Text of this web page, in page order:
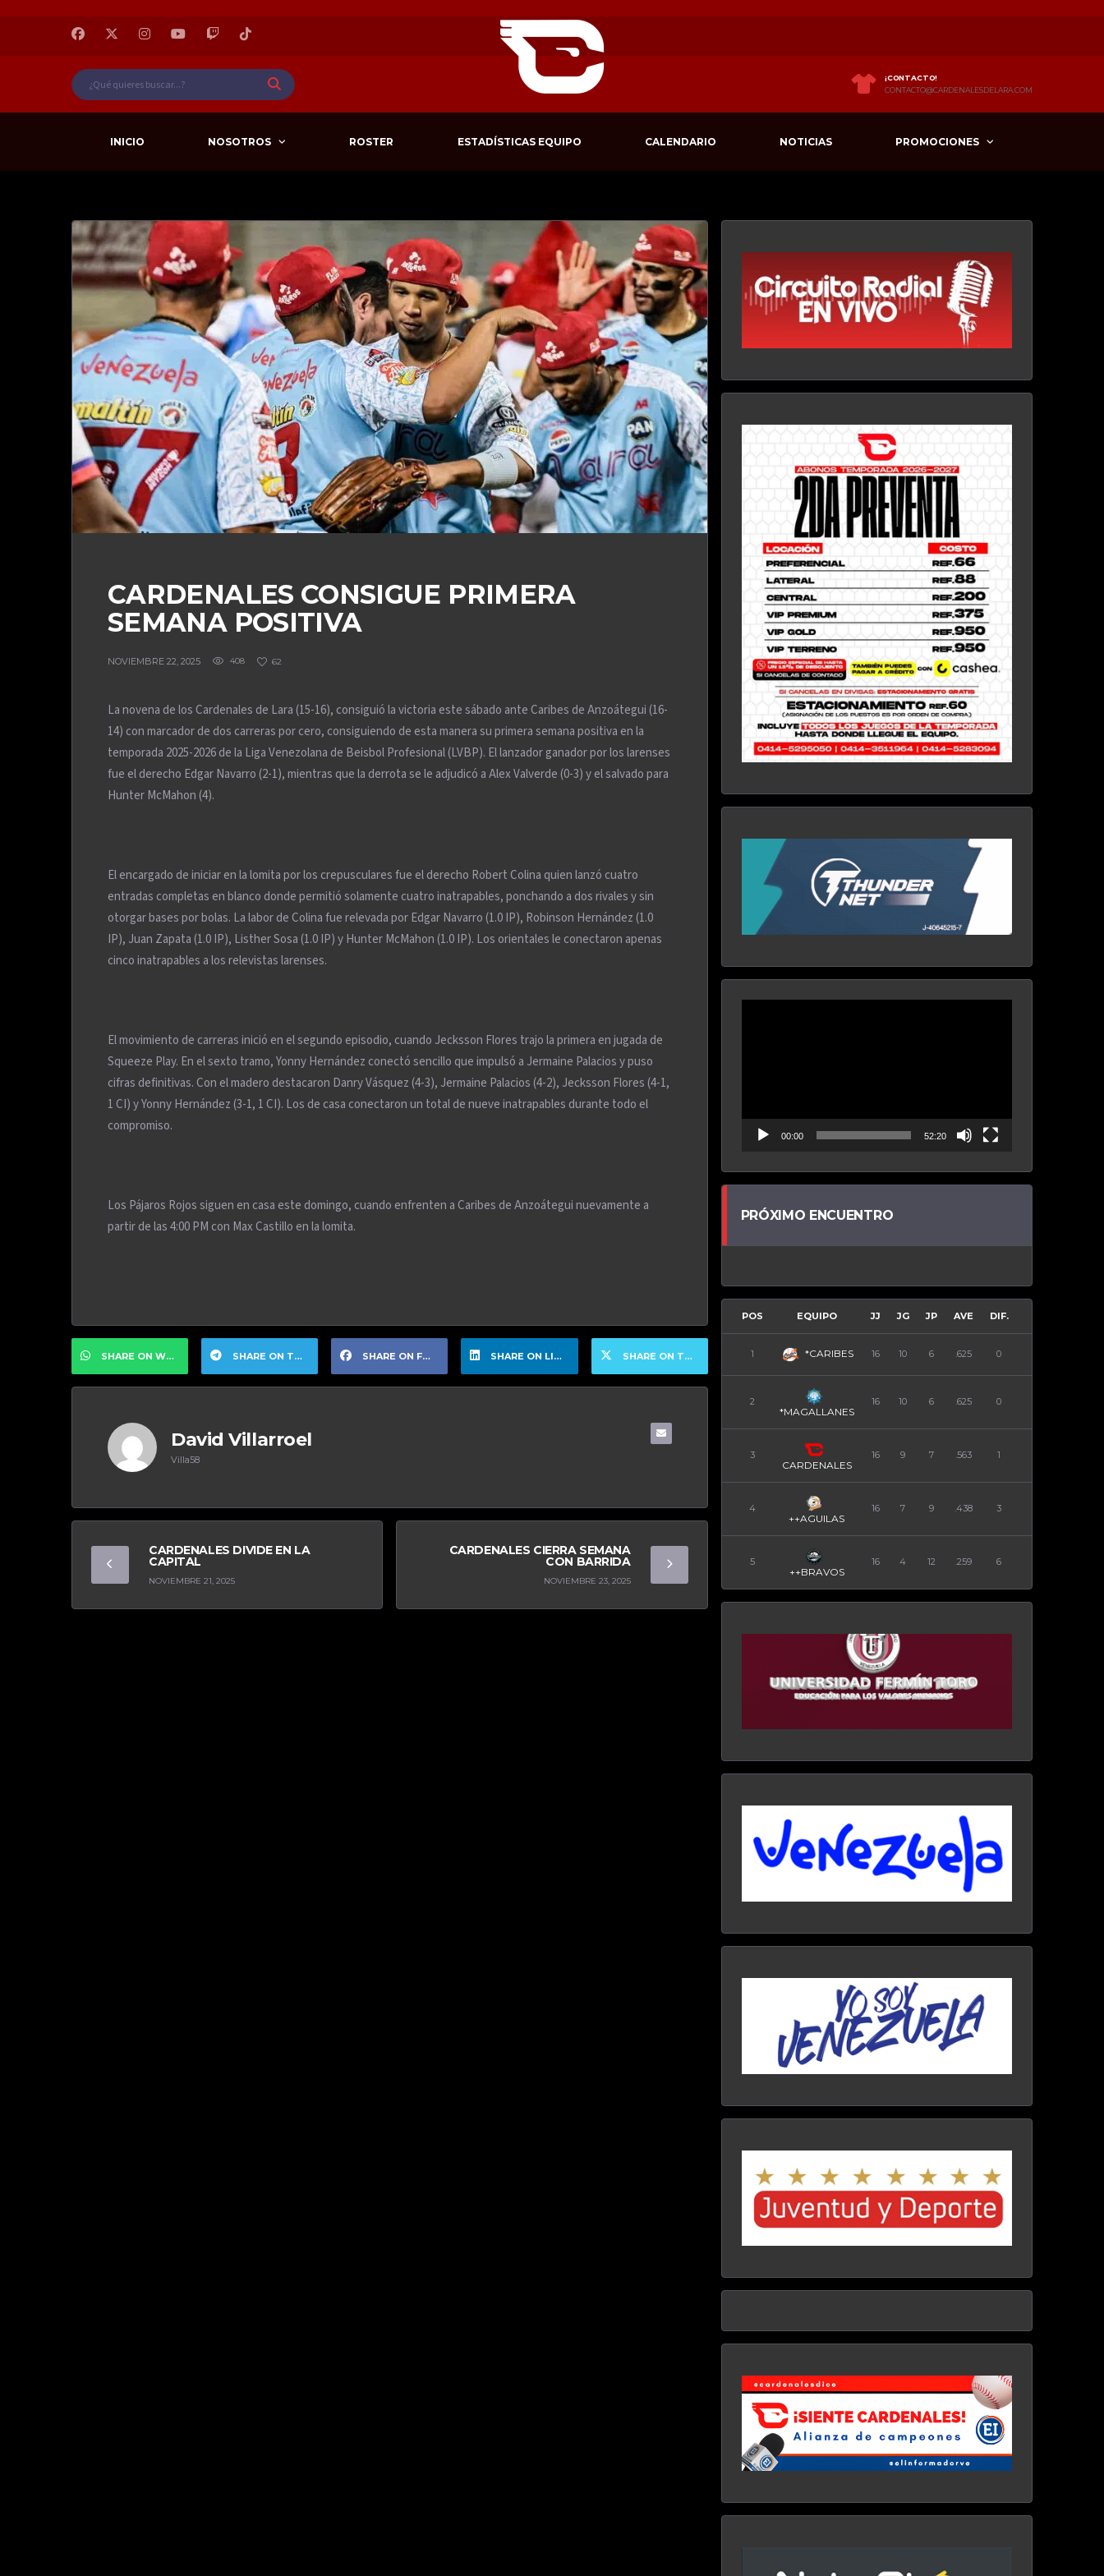
¡CONTACTO!
CONTACTO@CARDENALESDELARA.COM
INICIO NOSOTROS ROSTER ESTADÍSTICAS EQUIPO CALENDARIO NOTICIAS PROMOCIONES
CARDENALES CONSIGUE PRIMERA
SEMANA POSITIVA
NOVIEMBRE 22, 2025 408 62
La novena de los Cardenales de Lara (15-16), consiguió la victoria este sábado ante Caribes de Anzoátegui (16-
14) con marcador de dos carreras por cero, consiguiendo de esta manera su primera semana positiva en la
temporada 2025-2026 de la Liga Venezolana de Beisbol Profesional (LVBP). El lanzador ganador por los larenses
fue el derecho Edgar Navarro (2-1), mientras que la derrota se le adjudicó a Alex Valverde (0-3) y el salvado para
Hunter McMahon (4).
El encargado de iniciar en la lomita por los crepusculares fue el derecho Robert Colina quien lanzó cuatro
entradas completas en blanco donde permitió solamente cuatro inatrapables, ponchando a dos rivales y sin
otorgar bases por bolas. La labor de Colina fue relevada por Edgar Navarro (1.0 IP), Robinson Hernández (1.0
IP), Juan Zapata (1.0 IP), Listher Sosa (1.0 IP) y Hunter McMahon (1.0 IP). Los orientales le conectaron apenas
cinco inatrapables a los relevistas larenses.
El movimiento de carreras inició en el segundo episodio, cuando Jecksson Flores trajo la primera en jugada de
Squeeze Play. En el sexto tramo, Yonny Hernández conectó sencillo que impulsó a Jermaine Palacios y puso
cifras definitivas. Con el madero destacaron Danry Vásquez (4-3), Jermaine Palacios (4-2), Jecksson Flores (4-1,
1 CI) y Yonny Hernández (3-1, 1 CI). Los de casa conectaron un total de nueve inatrapables durante todo el
compromiso.
Los Pájaros Rojos siguen en casa este domingo, cuando enfrenten a Caribes de Anzoátegui nuevamente a
partir de las 4:00 PM con Max Castillo en la lomita.
SHARE ON WHATSAPP SHARE ON TELEGRAM SHARE ON FACEBOOK SHARE ON LINKEDIN SHARE ON TWITTER
David Villarroel
Villa58
CARDENALES DIVIDE EN LA
CAPITAL
NOVIEMBRE 21, 2025
CARDENALES CIERRA SEMANA
CON BARRIDA
NOVIEMBRE 23, 2025
00:00 52:20
PRÓXIMO ENCUENTRO
POS EQUIPO JJ JG JP AVE DIF.
1 *CARIBES 16 10 6 .625 0
2
*MAGALLANES
16 10 6 .625 0
3
CARDENALES
16 9 7 .563 1
4
++AGUILAS
16 7 9 .438 3
5
++BRAVOS
16 4 12 .259 6